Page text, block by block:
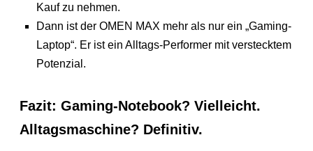
Kauf zu nehmen.
Dann ist der OMEN MAX mehr als nur ein „Gaming-
Laptop“. Er ist ein Alltags-Performer mit verstecktem
Potenzial.
Fazit: Gaming-Notebook? Vielleicht.
Alltagsmaschine? Definitiv.